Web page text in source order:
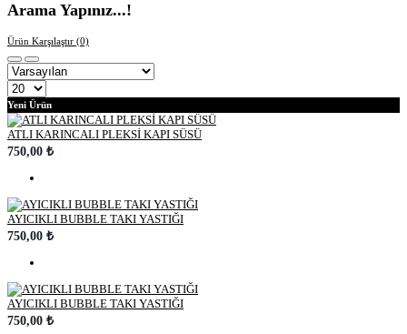
Arama Yapınız...!
Ürün Karşılaştır (0)
Yeni Ürün
ATLI KARINCALI PLEKSİ KAPI SÜSÜ
750,00 ₺
AYICIKLI BUBBLE TAKI YASTIĞI
750,00 ₺
AYICIKLI BUBBLE TAKI YASTIĞI
750,00 ₺